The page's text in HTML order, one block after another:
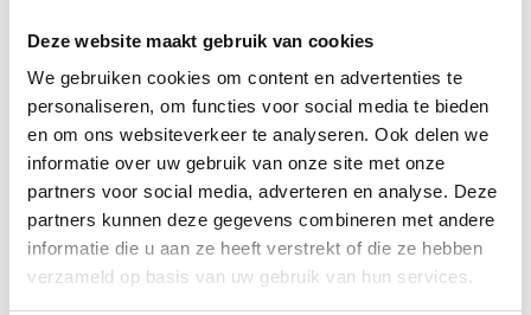
Deze website maakt gebruik van cookies
We gebruiken cookies om content en advertenties te
personaliseren, om functies voor social media te bieden
en om ons websiteverkeer te analyseren. Ook delen we
informatie over uw gebruik van onze site met onze
partners voor social media, adverteren en analyse. Deze
partners kunnen deze gegevens combineren met andere
informatie die u aan ze heeft verstrekt of die ze hebben
verzameld op basis van uw gebruik van hun services.
koffer / trolley /
reiskoffer 75 cm (large)
s'cure
VAN 249,00VOOR 159,00
grote schoudertas /
handtas dames birina
49,95
POPULAIRE EN BEST VERKOCHT